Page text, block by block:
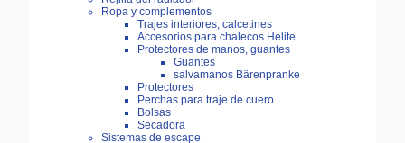
Ropa y complementos
Trajes interiores, calcetines
Accesorios para chalecos Helite
Protectores de manos, guantes
Guantes
salvamanos Bärenpranke
Protectores
Perchas para traje de cuero
Bolsas
Secadora
Sistemas de escape